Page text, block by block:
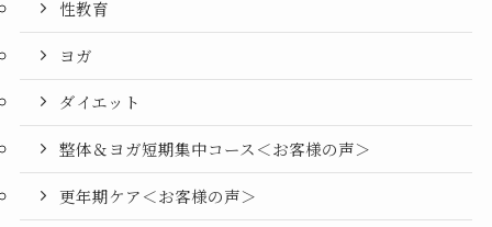
性教育
ヨガ
ダイエット
整体＆ヨガ短期集中コース＜お客様の声＞
更年期ケア＜お客様の声＞